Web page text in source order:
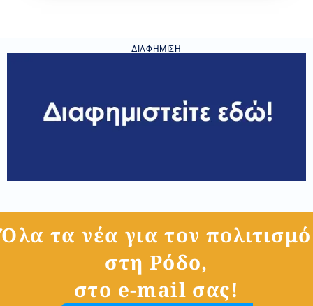
ΔΙΑΦΉΜΙΣΗ
Όλα τα νέα για τον πολιτισμό
στη Ρόδο,
στο e-mail σας!